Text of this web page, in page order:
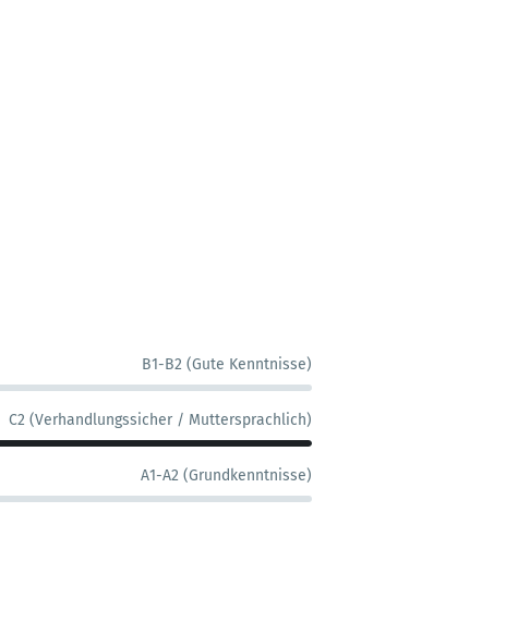
B1-B2 (Gute Kenntnisse)
C2 (Verhandlungssicher / Muttersprachlich)
A1-A2 (Grundkenntnisse)